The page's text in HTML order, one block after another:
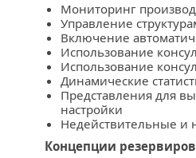
Мониторинг
Управление
Включение
Использование
Использование
Динамические
Представления для
настройки
Недействительные и
Концепции